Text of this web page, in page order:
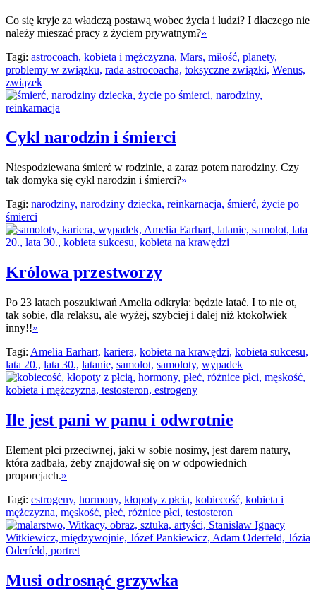
Co się kryje za władczą postawą wobec życia i ludzi? I dlaczego nie
należy mieszać pracy z życiem prywatnym?»
Tagi: astrocoach, kobieta i mężczyzna, Mars, miłość, planety,
problemy w związku, rada astrocoacha, toksyczne związki, Wenus,
związek
Cykl narodzin i śmierci
Niespodziewana śmierć w rodzinie, a zaraz potem narodziny. Czy
tak domyka się cykl narodzin i śmierci?»
Tagi: narodziny, narodziny dziecka, reinkarnacja, śmierć, życie po
śmierci
Królowa przestworzy
Po 23 latach poszukiwań Amelia odkryła: będzie latać. I to nie ot,
tak sobie, dla relaksu, ale wyżej, szybciej i dalej niż ktokolwiek
inny!!»
Tagi: Amelia Earhart, kariera, kobieta na krawędzi, kobieta sukcesu,
lata 20., lata 30., latanie, samolot, samoloty, wypadek
Ile jest pani w panu i odwrotnie
Element płci przeciwnej, jaki w sobie nosimy, jest darem natury,
która zadbała, żeby znajdował się on w odpowiednich
proporcjach.»
Tagi: estrogeny, hormony, kłopoty z płcią, kobiecość, kobieta i
mężczyzna, męskość, płeć, różnice płci, testosteron
Musi odrosnąć grzywka